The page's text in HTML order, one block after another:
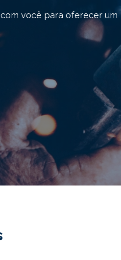
você para oferecer um